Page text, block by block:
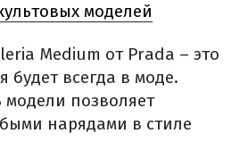
моделей
Medium от Prada – это
будет всегда в моде.
модели позволяет
нарядами в стиле